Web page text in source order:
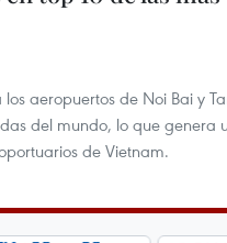
aeropuertos de Noi Bai y
del mundo, lo que genera
de Vietnam.